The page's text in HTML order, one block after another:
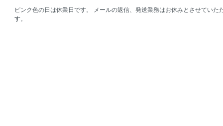
ピンク色の日は休業日です。 メールの返信、発送業務はお休みとさせていた
す。